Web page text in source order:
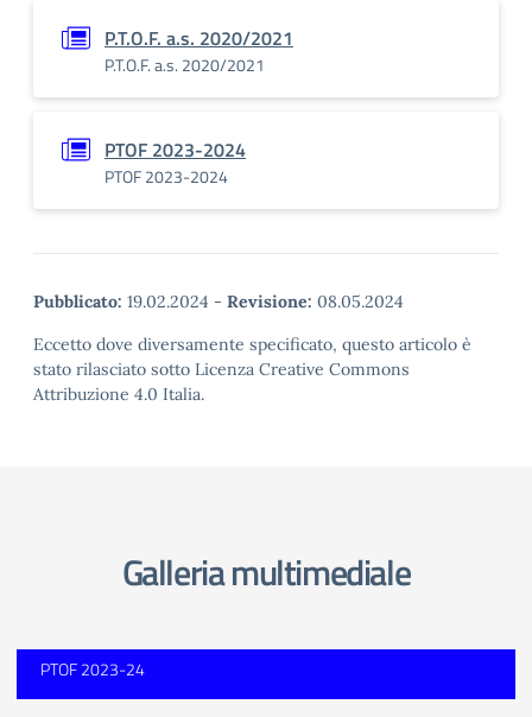
P.T.O.F. a.s. 2020/2021
P.T.O.F. a.s. 2020/2021
PTOF 2023-2024
PTOF 2023-2024
Pubblicato: 19.02.2024 - Revisione: 08.05.2024
Eccetto dove diversamente specificato, questo articolo è
stato rilasciato sotto Licenza Creative Commons
Attribuzione 4.0 Italia.
Galleria multimediale
PTOF 2023-24